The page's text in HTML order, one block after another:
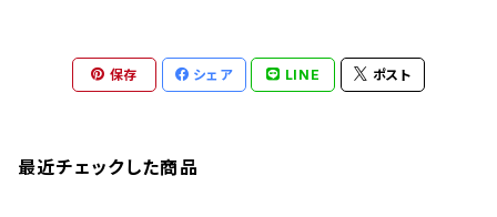
保存 シェア LINE ポスト
最近チェックした商品